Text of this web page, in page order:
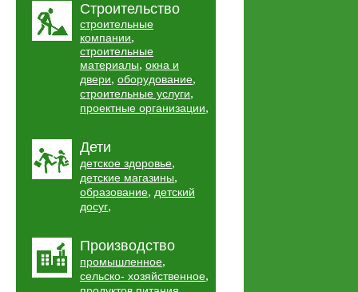
Строительство
строительные
компании,
строительные
материалы, окна и
двери, оборудование,
строительные услуги,
проектные организации,
Дети
детское здоровье,
детские магазины,
образование, детский
досуг,
Производство
промышленное,
сельско- хозяйственное,